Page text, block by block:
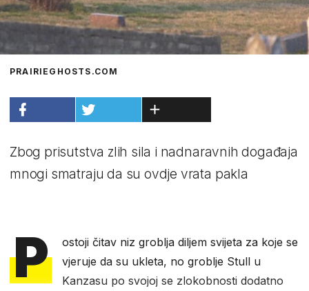
PRAIRIEGHOSTS.COM
Zbog prisutstva zlih sila i nadnaravnih događaja
mnogi smatraju da su ovdje vrata pakla
P
ostoji čitav niz groblja diljem svijeta za koje se
vjeruje da su ukleta, no groblje Stull u
Kanzasu po svojoj se zlokobnosti dodatno